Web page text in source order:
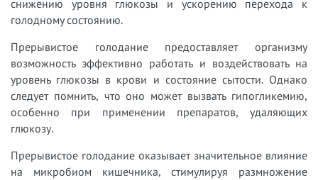
снижению уровня глюкозы и ускорению перехода к
голодному состоянию.
Прерывистое голодание предоставляет организму
возможность эффективно работать и воздействовать на
уровень глюкозы в крови и состояние сытости. Однако
следует помнить, что оно может вызвать гипогликемию,
особенно при применении препаратов, удаляющих
глюкозу.
Прерывистое голодание оказывает значительное влияние
на микробиом кишечника, стимулируя размножение